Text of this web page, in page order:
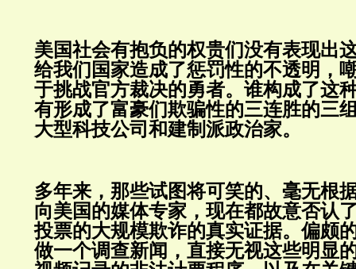
美国社会有抱负的权贵们没有表现出
给我们国家造成了惩罚性的不透明，
于挑战官方裁决的勇者。谁构成了这
有形成了富豪们欺骗性的三连胜的三
大型科技公司和建制派政治家。
多年来，那些试图将可笑的、毫无根
向美国的媒体专家，现在都故意否认
投票的大规模欺诈的真实证据。偏颇
做一个调查新闻，直接无视这些明显